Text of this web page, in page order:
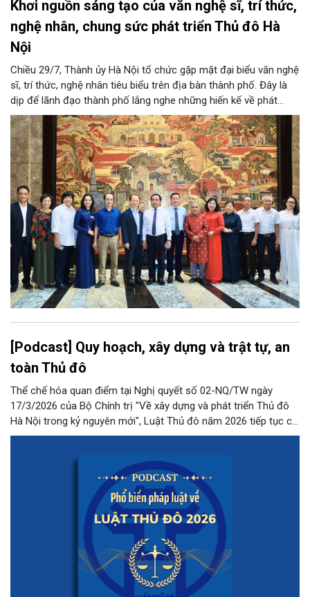
Khơi nguồn sáng tạo của văn nghệ sĩ, trí thức,
nghệ nhân, chung sức phát triển Thủ đô Hà
Nội
Chiều 29/7, Thành ủy Hà Nội tổ chức gặp mặt đại biểu văn nghệ
sĩ, trí thức, nghệ nhân tiêu biểu trên địa bàn thành phố. Đây là
dịp để lãnh đạo thành phố lắng nghe những hiến kế về phát
triển khoa học công nghệ, đổi mới sáng tạo, công nghiệp văn
hóa và phát huy nguồn lực con người, góp phần tạo động lực
mới cho sự phát triển nhanh, bền vững của Thủ đô.
[Podcast] Quy hoạch, xây dựng và trật tự, an
toàn Thủ đô
Thể chế hóa quan điểm tại Nghị quyết số 02-NQ/TW ngày
17/3/2026 của Bộ Chính trị "Về xây dựng và phát triển Thủ đô
Hà Nội trong kỷ nguyên mới", Luật Thủ đô năm 2026 tiếp tục có
những quy định đột phá, phân quyền mạnh mẽ cho Thủ đô